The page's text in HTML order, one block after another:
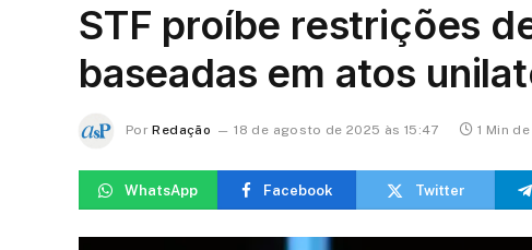
STF proíbe restrições
baseadas em atos
Por Redação 18 de agosto de 2025 às 15:47 1 Min
WhatsApp Facebook Twitter